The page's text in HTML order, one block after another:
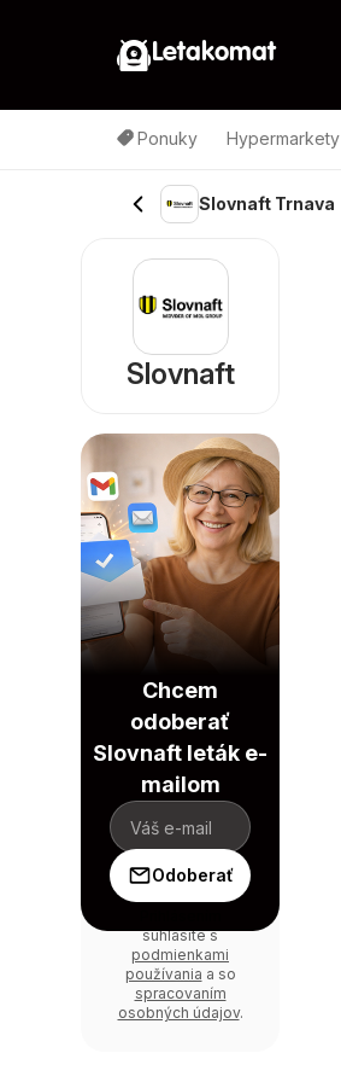
Letakomat
Ponuky Hypermarkety
Slovnaft Trnava
Slovnaft
Chcem
odoberať
Slovnaft leták e-
mailom
Odoberať
súhlasíte s
podmienkami
používania a so
spracovaním
osobných údajov.